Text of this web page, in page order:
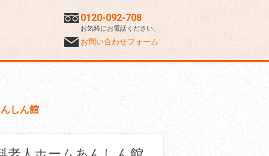
0120-092-708
お気軽にお電話ください。
お問い合わせフォーム
しん館